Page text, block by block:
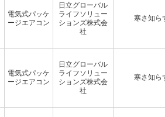
電気式パッケ
ージエアコン
日立グローバル
ライフソリュー
ションズ株式会
社
寒さ知ら
電気式パッケ
ージエアコン
日立グローバル
ライフソリュー
ションズ株式会
社
寒さ知ら